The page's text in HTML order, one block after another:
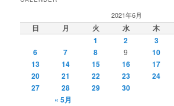
2021年6月
日 月 火 水 木
1
2 3
6
7 8 9 10
13
14 15 16 17
20
21 22 23 24
27
28 29
30
« 5月